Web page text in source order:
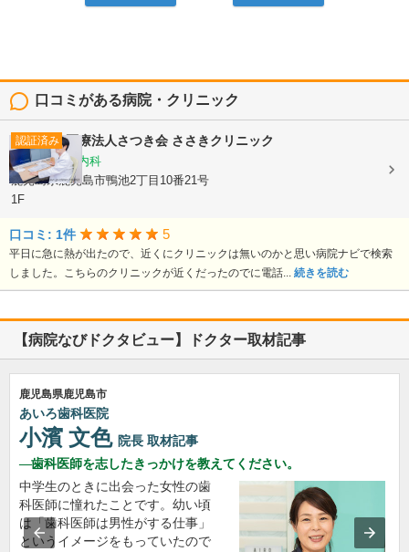
口コミがある病院・クリニック
認証済み 医療法人さつき会 ささきクリニック
内科, 循環器内科
鹿児島県鹿児島市鴨池2丁目10番21号
1F
口コミ: 1件 5
平日に急に熱が出たので、近くにクリニックは無いのかと思い病院ナビで検索
しました。こちらのクリニックが近くだったのでに電話... 続きを読む
【病院なびドクタビュー】ドクター取材記事
鹿児島県鹿児島市
あいろ歯科医院
小濱 文色 院長 取材記事
歯科医師を志したきっかけを教えてください。
中学生のときに出会った女性の歯
科医師に憧れたことです。幼い頃
は「歯科医師は男性がする仕事」
というイメージをもっていたので